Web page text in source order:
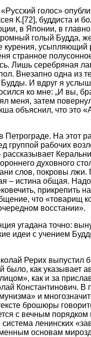
голос»
К.[72], буддиста и
в Японии, в
голый Будда,
курения, усыпляющий
странное
Лишь серебряная
Внезапно одна из
Будды. И вдруг я
ко мне: „И вы,
меня, затем
объяснил, что это
На этот
группой рабочих
духовного
слов, покровы
– истина общая.
прикрепить
что «товарищ
восстании».
угадана точно:
идеи с учением
Рерих выпустил
как указывает
как и за
Константинович. В
и
брошюры
с вечным
ленинских
основам